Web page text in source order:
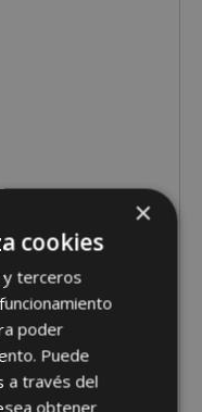
IV 348 ×
cookies
y terceros
poder
Puede
a través del
obtener